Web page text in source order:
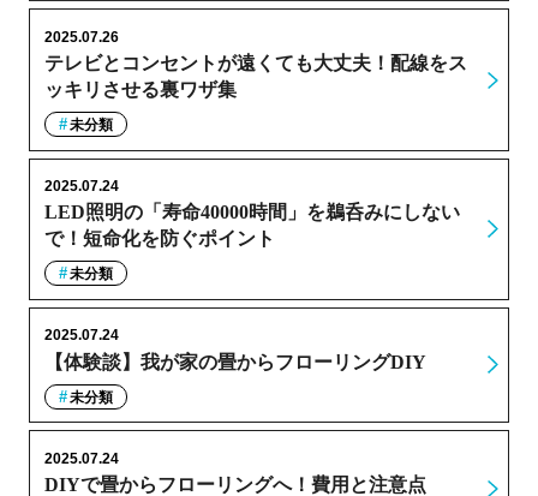
テレビとコンセントが遠くても大丈夫！配線をス
ッキリさせる裏ワザ集
2025.07.26
未分類
LED照明の「寿命40000時間」を鵜呑みにしない
で！短命化を防ぐポイント
2025.07.24
未分類
【体験談】我が家の畳からフローリングDIY
2025.07.24
未分類
DIYで畳からフローリングへ！費用と注意点
2025.07.24